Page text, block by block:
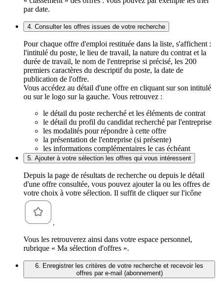
par date.
4. Consulter les offres issues de votre recherche
Pour chaque offre d'emploi restituée dans la liste, s'affichent :
l'intitulé du poste, le lieu de travail, la nature du contrat et la
durée de travail, le nom de l'entreprise si précisé, les 200
premiers caractères du descriptif du poste, la date de
publication de l'offre.
Vous accédez au détail d'une offre en cliquant sur son intitulé
ou sur le logo sur la gauche. Vous retrouvez :
le détail du poste recherché et les éléments de contrat
le détail du profil du candidat recherché par l'entreprise
les modalités pour répondre à cette offre
la présentation de l'entreprise (si présente)
les informations complémentaires le cas échéant
5. Ajouter à votre sélection les offres qui vous intéressent
Depuis la page de résultats de recherche ou depuis le détail
d'une offre consultée, vous pouvez ajouter la ou les offres de
votre choix à votre sélection. Il suffit de cliquer sur l'icône
.
Vous les retrouverez ainsi dans votre espace personnel,
rubrique « Ma sélection d'offres ».
6. Enregistrer les critères de votre recherche et recevoir les
offres par e-mail (abonnement)